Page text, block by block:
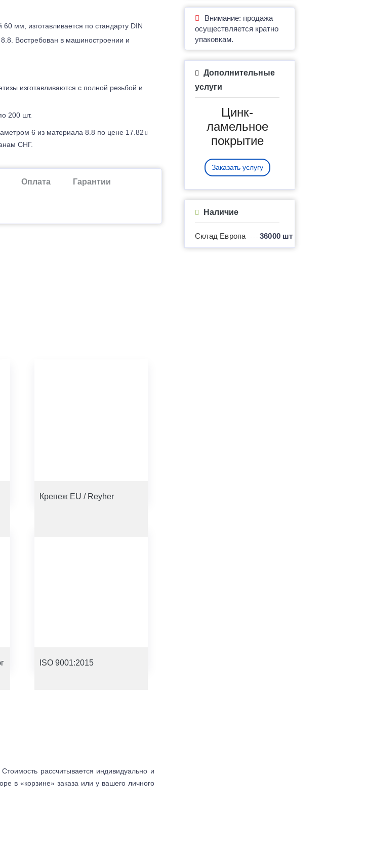
мм, изготавливается по стандарту DIN
8.8. Востребован в машиностроении и
изготавливаются с полной резьбой и
200 шт.
6 из материала 8.8 по цене 17.82
СНГ.
Оплата Гарантии
Крепеж EU / Reyher
ISO 9001:2015
рассчитывается индивидуально и
в «корзине» заказа или у вашего личного
Внимание: продажа
осуществляется кратно
упаковкам.
Дополнительные
услуги
Цинк-
ламельное
покрытие
Заказать услугу
Наличие
Склад Европа 36000 шт